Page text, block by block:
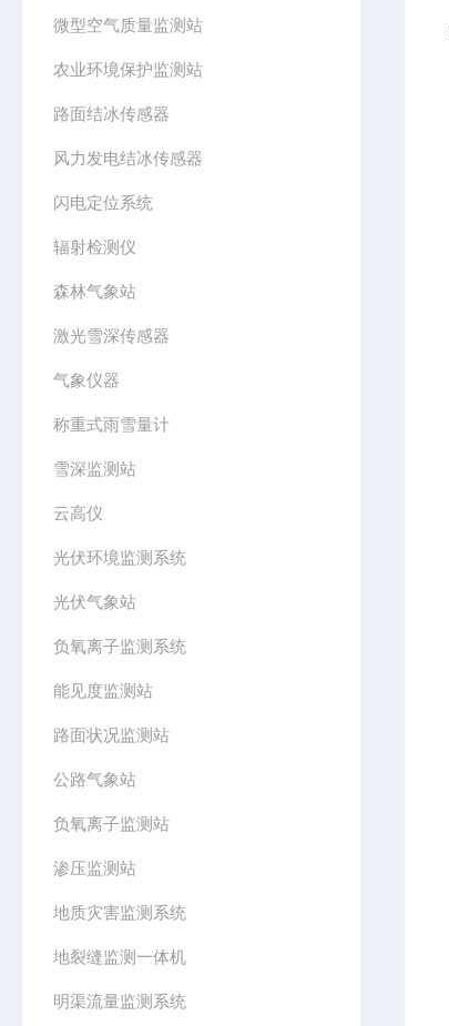
微型空气质量监测站
农业环境保护监测站
路面结冰传感器
风力发电结冰传感器
闪电定位系统
辐射检测仪
森林气象站
激光雪深传感器
气象仪器
称重式雨雪量计
雪深监测站
云高仪
光伏环境监测系统
光伏气象站
负氧离子监测系统
能见度监测站
路面状况监测站
公路气象站
负氧离子监测站
渗压监测站
地质灾害监测系统
地裂缝监测一体机
明渠流量监测系统